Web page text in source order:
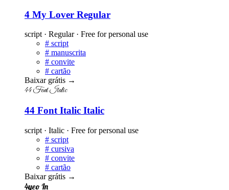
4 My Lover Regular
script · Regular · Free for personal use
# script
# manuscrita
# convite
# cartão
Baixar grátis →
44 Font Italic
44 Font Italic Italic
script · Italic · Free for personal use
# script
# cursiva
# convite
# cartão
Baixar grátis →
4yeo In